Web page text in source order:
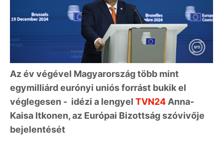
Az év végével Magyarország több mint
egymilliárd eurónyi uniós forrást bukik el
véglegesen - idézi a lengyel TVN24Anna-
Kaisa Itkonen, az Európai Bizottság szóvivője
bejelentését